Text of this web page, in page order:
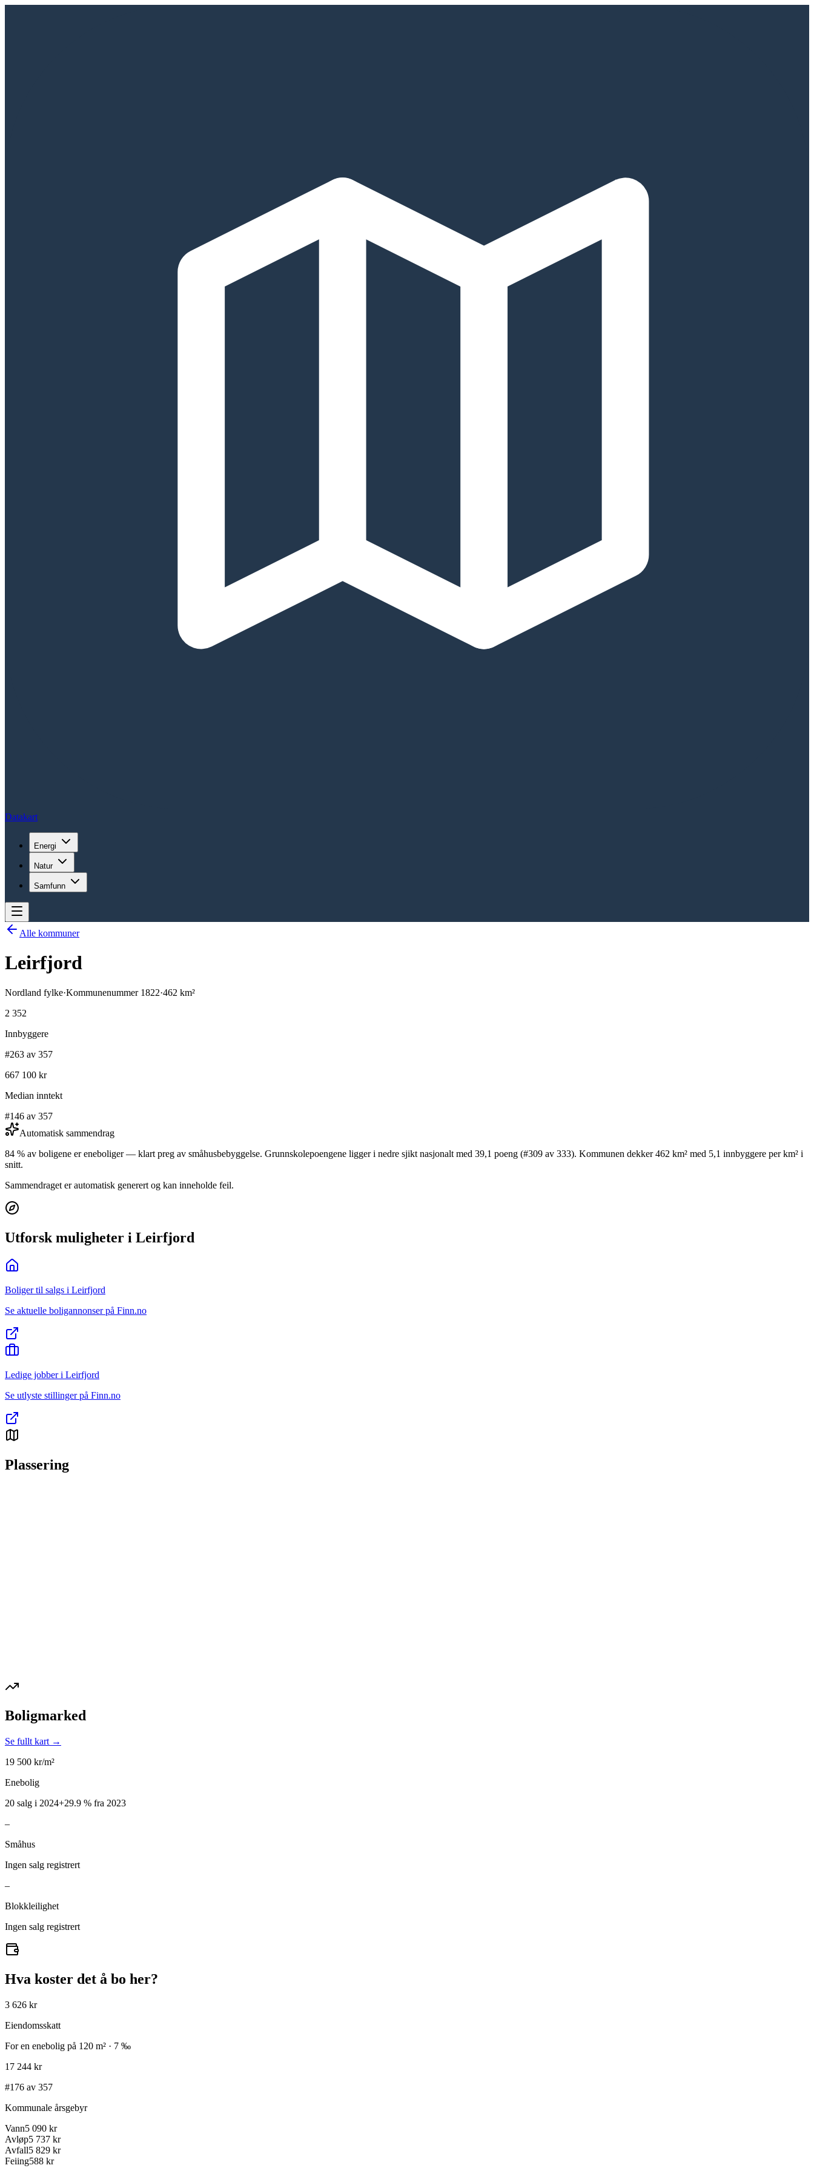
Datakart
Energi
Natur
Samfunn
Alle kommuner
Leirfjord
Nordland fylke·Kommunenummer 1822·462 km²
2 352
Innbyggere
#263 av 357
667 100 kr
Median inntekt
#146 av 357
Automatisk sammendrag
84 % av boligene er eneboliger — klart preg av småhusbebyggelse. Grunnskolepoengene ligger i nedre sjikt nasjonalt med 39,1 poeng (#309 av 333). Kommunen dekker 462 km² med 5,1 innbyggere per km² i
snitt.
Sammendraget er automatisk generert og kan inneholde feil.
Utforsk muligheter i Leirfjord
Boliger til salgs i Leirfjord
Se aktuelle boligannonser på Finn.no
Ledige jobber i Leirfjord
Se utlyste stillinger på Finn.no
Plassering
Boligmarked
Se fullt kart →
19 500 kr/m²
Enebolig
20 salg i 2024+29.9 % fra 2023
–
Småhus
Ingen salg registrert
–
Blokkleilighet
Ingen salg registrert
Hva koster det å bo her?
3 626 kr
Eiendomsskatt
For en enebolig på 120 m² · 7 ‰
17 244 kr
#176 av 357
Kommunale årsgebyr
Vann5 090 kr
Avløp5 737 kr
Avfall5 829 kr
Feiing588 kr